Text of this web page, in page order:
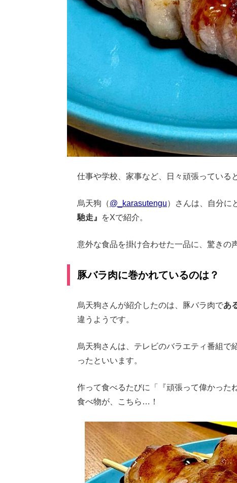
仕事や学校、家事など、日々頑張っている
烏天狗（@_karasutengu）さんは、自分に
馳走』
をXで紹介。
意外な食品を掛け合わせた一品に、驚きの
豚バラ肉に巻かれているのは？
烏天狗さんが紹介したのは、豚バラ肉であ
違うようです。
烏天狗さんは、テレビのバラエティ番組で
ったといいます。
作って食べるたびに「『頑張って偉かった
食べ物が、こちら…！